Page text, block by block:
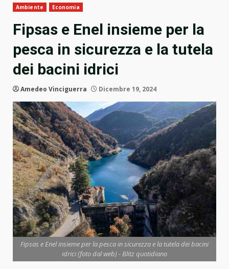
Ambiente Economia
Fipsas e Enel insieme per la
pesca in sicurezza e la tutela
dei bacini idrici
Amedeo Vinciguerra Dicembre 19, 2024
Fipsas e Enel insieme per la pesca in sicurezza e la tutela dei bacini
idrici (foto dal web) - Blitz quotidiano